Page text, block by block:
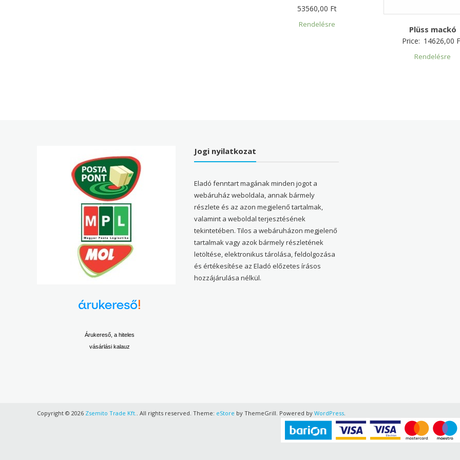
53560,00 Ft
Rendelésre Plüss mackó
Price: 14626,00
Rendelésre
Árukereső, a hiteles
vásárlási kalauz
Jogi nyilatkozat
Eladó fenntart magának minden jogot a
webáruház weboldala, annak bármely
részlete és az azon megjelenő tartalmak,
valamint a weboldal terjesztésének
tekintetében. Tilos a webáruházon megjelenő
tartalmak vagy azok bármely részletének
letöltése, elektronikus tárolása, feldolgozása
és értékesítése az Eladó előzetes írásos
hozzájárulása nélkül.
Copyright © 2026 Zsemito Trade Kft.. All rights reserved. Theme: eStore by ThemeGrill. Powered by WordPress.